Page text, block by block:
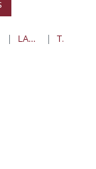
LABPROARC4A_2020 TOPIC 18